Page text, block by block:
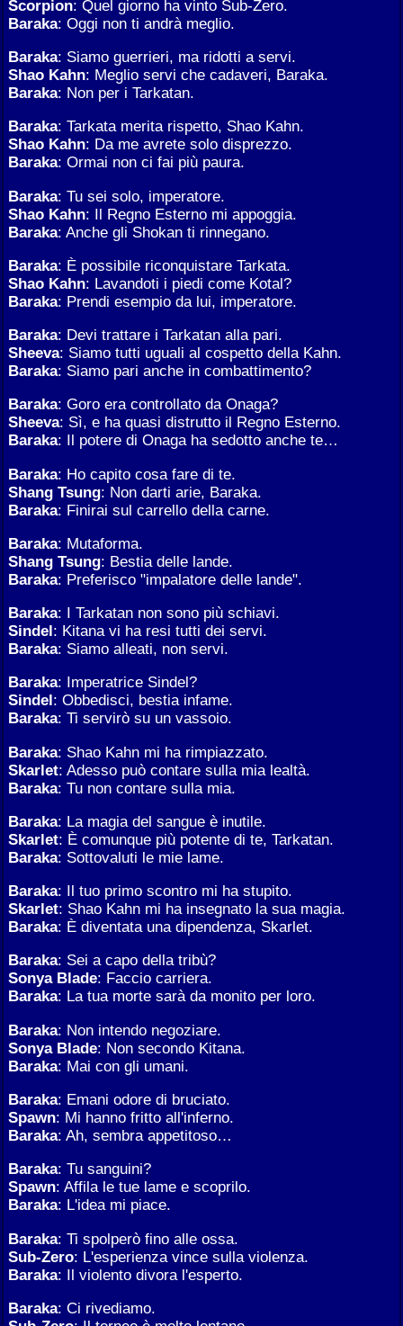
Scorpion: Quel giorno ha vinto Sub-Zero.
Baraka: Oggi non ti andrà meglio.
Baraka: Siamo guerrieri, ma ridotti a servi.
Shao Kahn: Meglio servi che cadaveri, Baraka.
Baraka: Non per i Tarkatan.
Baraka: Tarkata merita rispetto, Shao Kahn.
Shao Kahn: Da me avrete solo disprezzo.
Baraka: Ormai non ci fai più paura.
Baraka: Tu sei solo, imperatore.
Shao Kahn: Il Regno Esterno mi appoggia.
Baraka: Anche gli Shokan ti rinnegano.
Baraka: È possibile riconquistare Tarkata.
Shao Kahn: Lavandoti i piedi come Kotal?
Baraka: Prendi esempio da lui, imperatore.
Baraka: Devi trattare i Tarkatan alla pari.
Sheeva: Siamo tutti uguali al cospetto della Kahn.
Baraka: Siamo pari anche in combattimento?
Baraka: Goro era controllato da Onaga?
Sheeva: Sì, e ha quasi distrutto il Regno Esterno.
Baraka: Il potere di Onaga ha sedotto anche te…
Baraka: Ho capito cosa fare di te.
Shang Tsung: Non darti arie, Baraka.
Baraka: Finirai sul carrello della carne.
Baraka: Mutaforma.
Shang Tsung: Bestia delle lande.
Baraka: Preferisco "impalatore delle lande".
Baraka: I Tarkatan non sono più schiavi.
Sindel: Kitana vi ha resi tutti dei servi.
Baraka: Siamo alleati, non servi.
Baraka: Imperatrice Sindel?
Sindel: Obbedisci, bestia infame.
Baraka: Ti servirò su un vassoio.
Baraka: Shao Kahn mi ha rimpiazzato.
Skarlet: Adesso può contare sulla mia lealtà.
Baraka: Tu non contare sulla mia.
Baraka: La magia del sangue è inutile.
Skarlet: È comunque più potente di te, Tarkatan.
Baraka: Sottovaluti le mie lame.
Baraka: Il tuo primo scontro mi ha stupito.
Skarlet: Shao Kahn mi ha insegnato la sua magia.
Baraka: È diventata una dipendenza, Skarlet.
Baraka: Sei a capo della tribù?
Sonya Blade: Faccio carriera.
Baraka: La tua morte sarà da monito per loro.
Baraka: Non intendo negoziare.
Sonya Blade: Non secondo Kitana.
Baraka: Mai con gli umani.
Baraka: Emani odore di bruciato.
Spawn: Mi hanno fritto all'inferno.
Baraka: Ah, sembra appetitoso…
Baraka: Tu sanguini?
Spawn: Affila le tue lame e scoprilo.
Baraka: L'idea mi piace.
Baraka: Ti spolperò fino alle ossa.
Sub-Zero: L'esperienza vince sulla violenza.
Baraka: Il violento divora l'esperto.
Baraka: Ci rivediamo.